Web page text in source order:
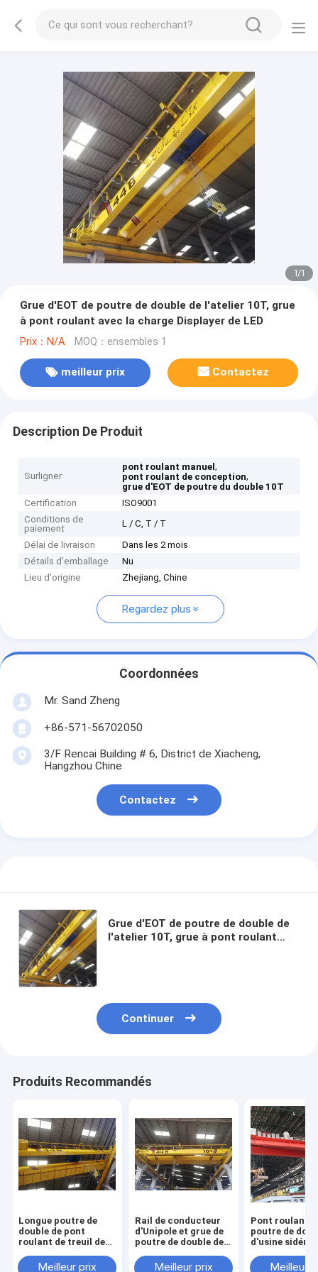
1/1
Grue d'EOT de poutre de double de l'atelier 10T, grue
à pont roulant avec la charge Displayer de LED
Prix：N/A MOQ：ensembles 1
meilleur prix Contactez
Description De Produit
Surligner
pont roulant manuel,
pont roulant de conception,
grue d'EOT de poutre du double 10T
Certification
ISO9001
Conditions de
paiement
L / C, T / T
Délai de livraison
Dans les 2 mois
Détails d'emballage
Nu
Lieu d'origine
Zhejiang, Chine
Regardez plus
Coordonnées
Mr. Sand Zheng
+86-571-56702050
3/F Rencai Building # 6, District de Xiacheng,
Hangzhou Chine
Contactez
Grue d'EOT de poutre de double de
l'atelier 10T, grue à pont roulant
Continuer
Produits Recommandés
Longue poutre de
double de pont
roulant de treuil de
Meilleur prix
Rail de conducteur
d'Unipole et grue de
poutre de double de
Meilleur prix
Pont roulant
poutre de
d'usine
cabine de
Meilleur